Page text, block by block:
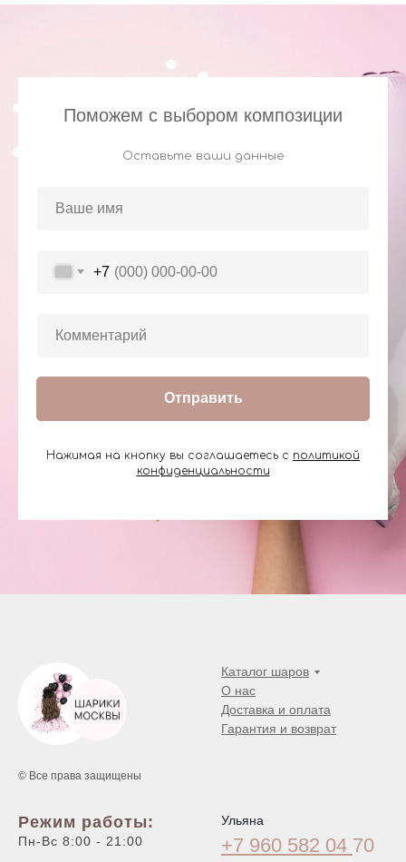
Поможем с выбором композиции
Оставьте ваши данные
+7
Отправить
Нажимая на кнопку вы соглашаетесь с политикой
конфиденциальности
© Все права защищены
Каталог шаров
О нас
Доставка и оплата
Гарантия и возврат
Режим работы:
Пн-Вс 8:00 - 21:00
Ульяна
+7 960 582 04 70